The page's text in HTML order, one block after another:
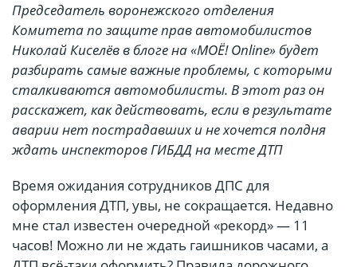
Председатель воронежского отделения
Комитета по защите прав автомобилистов
Николай Киселёв в блоге на «МОЁ! Online» будет
разбирать самые важные проблемы, с которыми
сталкиваются автомобилисты. В этот раз он
расскажет, как действовать, если в результате
аварии нет пострадавших и не хочется полдня
ждать инспекторов ГИБДД на месте ДТП
Время ожидания со­трудников ДПС для
оформления ДТП, увы, не сокращается. Недавно
мне стал известен очередной «рекорд» — 11
часов! Можно ли не ждать гаишников часами, а